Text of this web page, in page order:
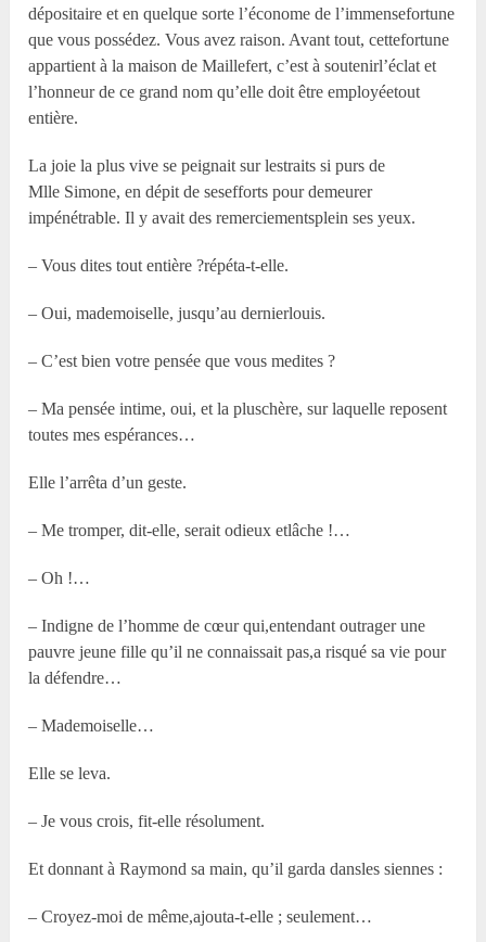
dépositaire et en quelque sorte l’économe de l’immensefortune
que vous possédez. Vous avez raison. Avant tout, cettefortune
appartient à la maison de Maillefert, c’est à soutenirl’éclat et
l’honneur de ce grand nom qu’elle doit être employéetout
entière.
La joie la plus vive se peignait sur lestraits si purs de
Mlle Simone, en dépit de sesefforts pour demeurer
impénétrable. Il y avait des remerciementsplein ses yeux.
– Vous dites tout entière ?répéta-t-elle.
– Oui, mademoiselle, jusqu’au dernierlouis.
– C’est bien votre pensée que vous medites ?
– Ma pensée intime, oui, et la pluschère, sur laquelle reposent
toutes mes espérances…
Elle l’arrêta d’un geste.
– Me tromper, dit-elle, serait odieux etlâche !…
– Oh !…
– Indigne de l’homme de cœur qui,entendant outrager une
pauvre jeune fille qu’il ne connaissait pas,a risqué sa vie pour
la défendre…
– Mademoiselle…
Elle se leva.
– Je vous crois, fit-elle résolument.
Et donnant à Raymond sa main, qu’il garda dansles siennes :
– Croyez-moi de même,ajouta-t-elle ; seulement…